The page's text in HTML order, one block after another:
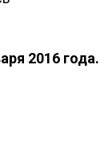
2016 года.